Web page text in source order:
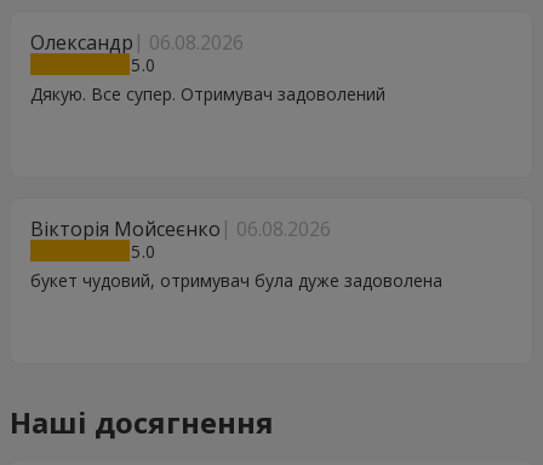
Олександр 06.08.2026
5
Дякую. Все супер. Отримувач задоволений
Вікторія Мойсеєнко 06.08.2026
5
букет чудовий, отримувач була дуже задоволена
Наші досягнення